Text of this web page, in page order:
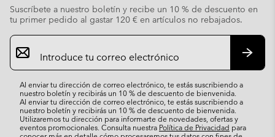
Suscríbete a nuestro boletín y recibe un 10 % de descuento en
tu primer pedido al gastar 120 € en artículos no rebajados.
Suscripción
de
correo
Al enviar tu dirección de correo electrónico, te estás suscribiendo a
nuestro boletín y recibirás un 10 % de descuento de bienvenida.
Al enviar tu dirección de correo electrónico, te estás suscribiendo a
nuestro boletín y recibirás un 10 % de descuento de bienvenida.
Utilizaremos tu dirección para informarte de novedades, ofertas y
eventos promocionales. Consulta nuestra Política de Privacidad para